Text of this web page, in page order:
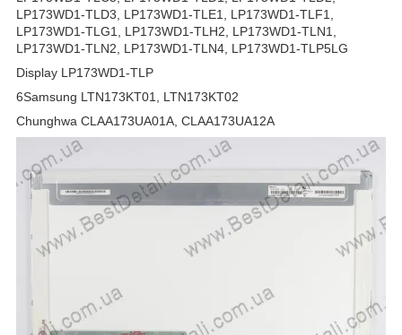
LP173WD1-TLD3, LP173WD1-TLE1, LP173WD1-TLF1,
LP173WD1-TLG1, LP173WD1-TLH2, LP173WD1-TLN1,
LP173WD1-TLN2, LP173WD1-TLN4, LP173WD1-TLP5LG
Display LP173WD1-TLP
6Samsung LTN173KT01, LTN173KT02
Chunghwa CLAA173UA01A, CLAA173UA12A